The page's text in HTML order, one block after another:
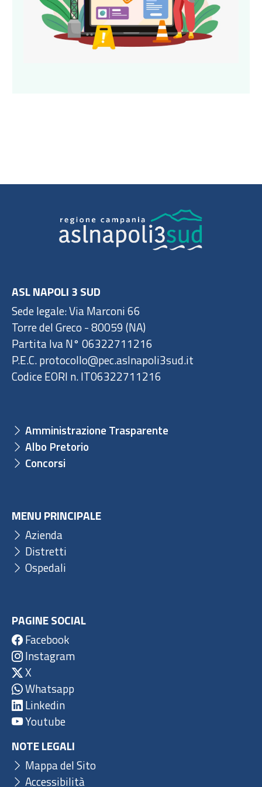
ASL NAPOLI 3 SUD
Sede legale: Via Marconi 66
Torre del Greco - 80059 (NA)
Partita Iva N° 06322711216
P.E.C. protocollo@pec.aslnapoli3sud.it
Codice EORI n. IT06322711216
Amministrazione Trasparente
Albo Pretorio
Concorsi
MENU PRINCIPALE
Azienda
Distretti
Ospedali
PAGINE SOCIAL
Facebook
Instagram
X
Whatsapp
Linkedin
Youtube
NOTE LEGALI
Mappa del Sito
Accessibilità